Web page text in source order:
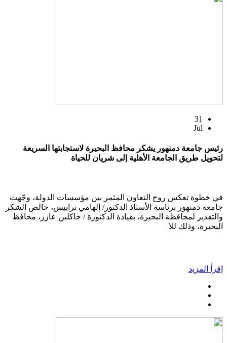
31
Jul
رئيس جامعة دمنهور يشكر محافظ البحيرة لاستجابتها السريعة
لتحويل طريق الجامعة الأهلية إلى شريان للحياة
في خطوة تعكس روح التعاون المثمر بين مؤسسات الدولة، وجّهت
جامعة دمنهور برئاسة الأستاذ الدكتور/ إلهامي ترابيس، خالص الشكر
والتقدير لمحافظة البحيرة، بقيادة الدكتورة / جاكلين عازر، محافظ
البحيرة، وذلك للا
إقرأ المزيد